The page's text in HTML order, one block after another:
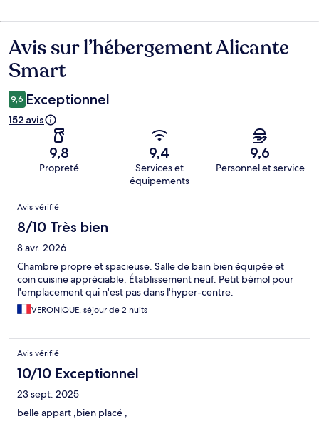
Avis
Avis sur l’hébergement Alicante
Smart
9,6 Exceptionnel
152 avis
9,8
Propreté
9,4
Services et
équipements
9,6
Personnel et service
Avis
Avis vérifié
8/10 Très bien
8 avr. 2026
Chambre propre et spacieuse. Salle de bain bien équipée et
coin cuisine appréciable. Établissement neuf. Petit bémol pour
l'emplacement qui n'est pas dans l'hyper-centre.
VERONIQUE, séjour de 2 nuits
Avis vérifié
10/10 Exceptionnel
23 sept. 2025
belle appart ,bien placé ,